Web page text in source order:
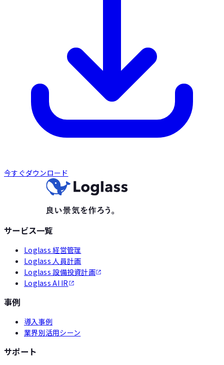
今すぐダウンロード
サービス一覧
Loglass 経営管理
Loglass 人員計画
Loglass 設備投資計画
Loglass AI IR
事例
導入事例
業界別活用シーン
サポート